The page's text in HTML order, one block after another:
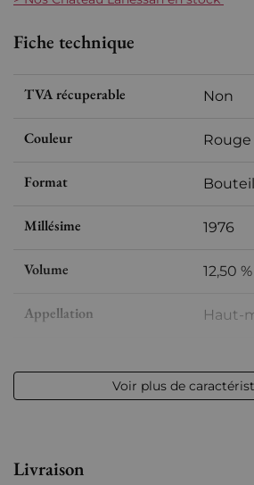
Fiche technique
TVA récuperable Non
Couleur Rouge
Format
Millésime 1976
Volume 12,50
Appellation Haut-
Etiquette
Voir plus de
Livraison